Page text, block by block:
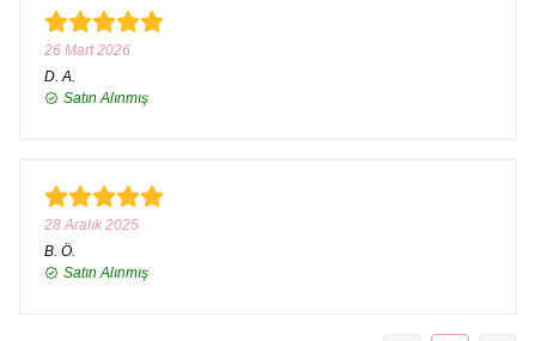
26 Mart 2026
D. A.
Satın Alınmış
28 Aralık 2025
B. Ö.
Satın Alınmış